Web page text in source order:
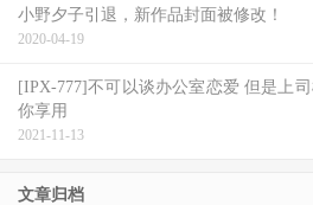
小野夕子引退，新作品封面被修改！
2020-04-19
[IPX-777]不可以谈办公室恋爱 但是上
你享用
2021-11-13
文章归档